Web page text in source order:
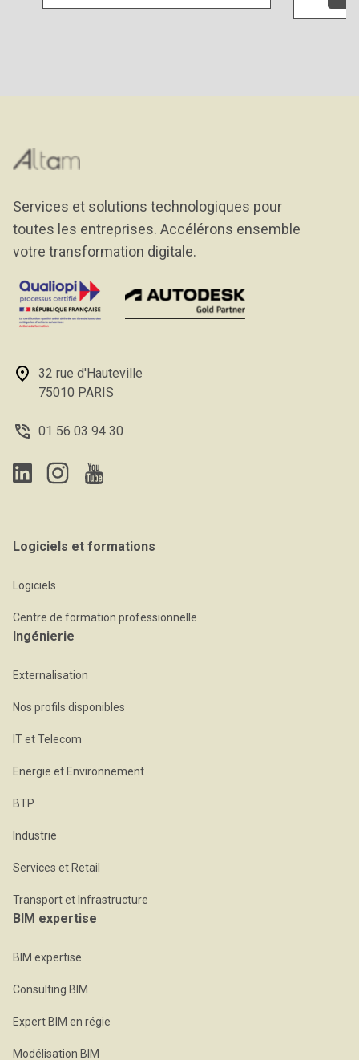
Services et solutions technologiques pour
toutes les entreprises. Accélérons ensemble
votre transformation digitale.
32 rue d'Hauteville
75010 PARIS
01 56 03 94 30
Logiciels et formations
Logiciels
Centre de formation professionnelle
Ingénierie
Externalisation
Nos profils disponibles
IT et Telecom
Energie et Environnement
BTP
Industrie
Services et Retail
Transport et Infrastructure
BIM expertise
BIM expertise
Consulting BIM
Expert BIM en régie
Modélisation BIM